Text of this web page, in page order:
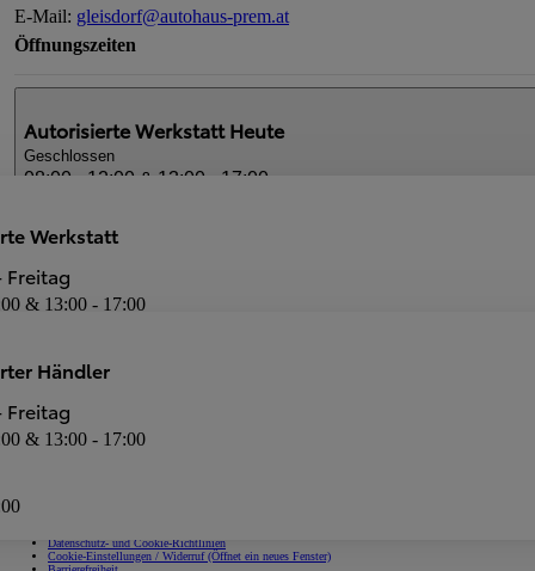
E-Mail: gleisdorf@autohaus-prem.at
Öffnungszeiten
Autorisierte Werkstatt Heute
Geschlossen
08:00 - 12:00 & 13:00 - 17:00
Werkstatt
& 13:00 - 17:00
Autorisierter Händler
Geschlossen
08:00 - 12:00 & 13:00 - 17:00
Händler
& 13:00 - 17:00
Dienstleistungen
Datenschutz- und Cookie-Richtlinien
Cookie-Einstellungen / Widerruf(Öffnet ein neues Fenster)